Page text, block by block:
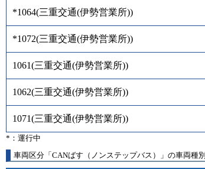
*1064(三重交通(伊勢営業所))
*1072(三重交通(伊勢営業所))
1061(三重交通(伊勢営業所))
1062(三重交通(伊勢営業所))
1071(三重交通(伊勢営業所))
*：運行中
車両区分「CANばす（ノンステップバス）」の車両種別